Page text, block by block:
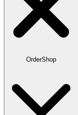
OrderShop